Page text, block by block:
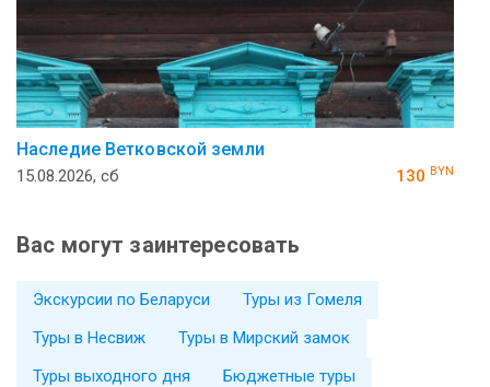
Наследие Ветковской земли
15.08.2026, сб 130 BYN
Вас могут заинтересовать
Экскурсии по Беларуси
Туры из Гомеля
Туры в Несвиж
Туры в Мирский замок
Туры выходного дня
Бюджетные туры